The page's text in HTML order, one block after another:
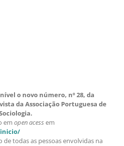
o novo número, nº 28, da
da Associação Portuguesa de
em open acess em
de todas as pessoas envolvidas na